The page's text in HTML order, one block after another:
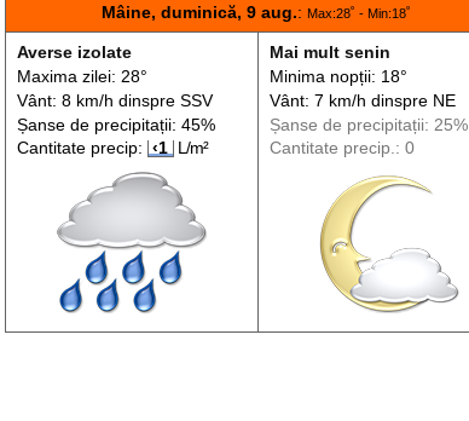
Mâine, duminică, 9 aug.:Max:28˚ - Min:18˚
Averse izolate
Maxima zilei: 28°
Vânt: 8 km/h dinspreSSV
Șanse de precipitații: 45%
Cantitate precip:
‹1 L/m²
Mai mult senin
Minima nopții: 18°
Vânt: 7 km/h dinspreNE
Șanse de precipitații: 25%
Cantitate precip.: 0